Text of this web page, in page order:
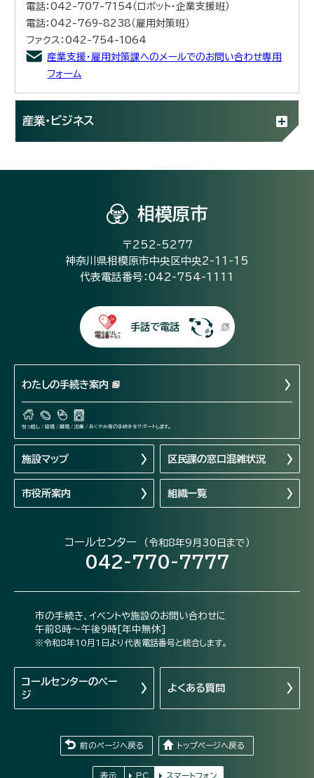
電話：042-707-7154（ロボット・企業支援班）
電話：042-769-8238（雇用対策班）
ファクス：042-754-1064
産業支援・雇用対策課へのメールでのお問い合わせ専用
フォーム
産業・ビジネス
相模原市
〒252-5277
神奈川県相模原市中央区中央2-11-15
代表電話番号：042-754-1111
手話で電話
わたしの手続き案内
引っ越し / 結婚 / 離婚 / 出産 / おくやみ等の手続きをサポートします。
施設マップ 区民課の窓口混雑状況
市役所案内 組織一覧
コールセンター （令和8年9月30日まで）
042-770-7777
市の手続き、イベントや施設のお問い合わせに
午前8時～午後9時[年中無休]
※令和8年10月1日より代表電話番号と統合します。
コールセンターのペー
ジ
よくある質問
前のページへ戻る トップページへ戻る
表示 PC スマートフォン